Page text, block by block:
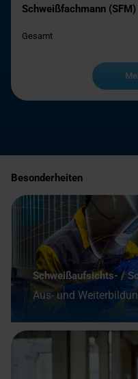
Schweißfachmann
Gesamt
Besonderheiten
Schweißaufsichts- /
Aus- und